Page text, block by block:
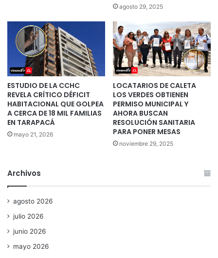
agosto 29, 2025
ESTUDIO DE LA CCHC
REVELA CRÍTICO DÉFICIT
HABITACIONAL QUE GOLPEA
A CERCA DE 18 MIL FAMILIAS
EN TARAPACÁ
mayo 21, 2026
LOCATARIOS DE CALETA
LOS VERDES OBTIENEN
PERMISO MUNICIPAL Y
AHORA BUSCAN
RESOLUCIÓN SANITARIA
PARA PONER MESAS
noviembre 29, 2025
Archivos
agosto 2026
julio 2026
junio 2026
mayo 2026